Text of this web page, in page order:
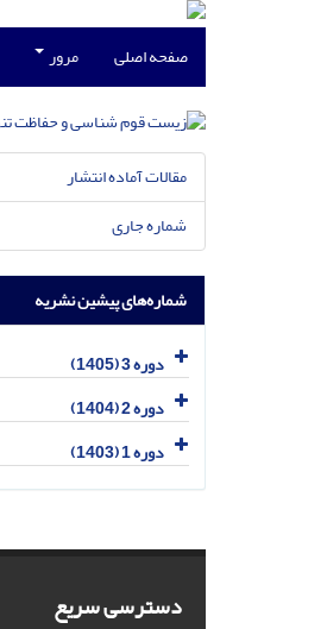
صفحه اصلی مرور
مقالات آماده انتشار
شماره جاری
شماره‌های پیشین نشریه
دوره 3 (1405)
دوره 2 (1404)
دوره 1 (1403)
دسترسی سریع